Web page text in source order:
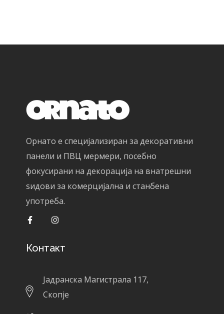
Орнато е специјализиран за декоративни
панели и ПВЦ мермери, посебно
фокусирани на декорација на внатрешни
ѕидови за комерцијална и станбена
употреба.
Контакт
Јадранска Магистрала 117,
Скопје